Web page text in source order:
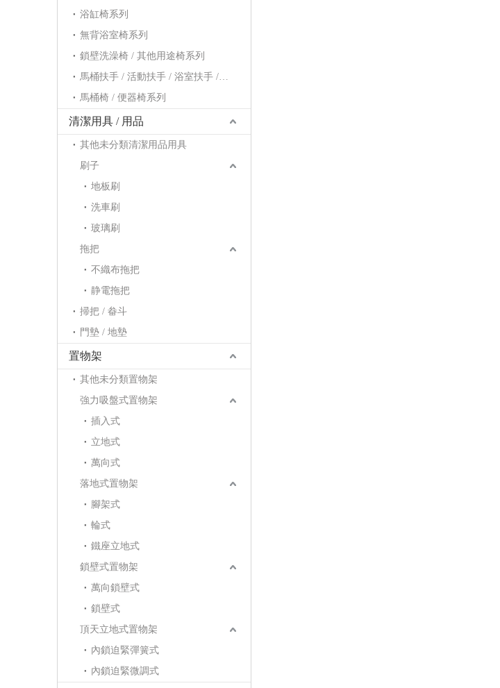
浴缸椅系列
無背浴室椅系列
鎖壁洗澡椅 / 其他用途椅系列
馬桶扶手 / 活動扶手 / 浴室扶手 / 浴缸扶手系列
馬桶椅 / 便器椅系列
清潔用具 / 用品
其他未分類清潔用品用具
刷子
地板刷
洗車刷
玻璃刷
拖把
不織布拖把
静電拖把
掃把 / 畚斗
門墊 / 地墊
置物架
其他未分類置物架
強力吸盤式置物架
插入式
立地式
萬向式
落地式置物架
腳架式
輪式
鐵座立地式
鎖壁式置物架
萬向鎖壁式
鎖壁式
頂天立地式置物架
內鎖迫緊彈簧式
內鎖迫緊微調式